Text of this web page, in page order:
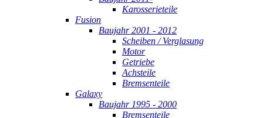
Karosserieteile
Fusion
Baujahr 2001 - 2012
Scheiben / Verglasung
Motor
Getriebe
Achsteile
Bremsenteile
Galaxy
Baujahr 1995 - 2000
Bremsenteile